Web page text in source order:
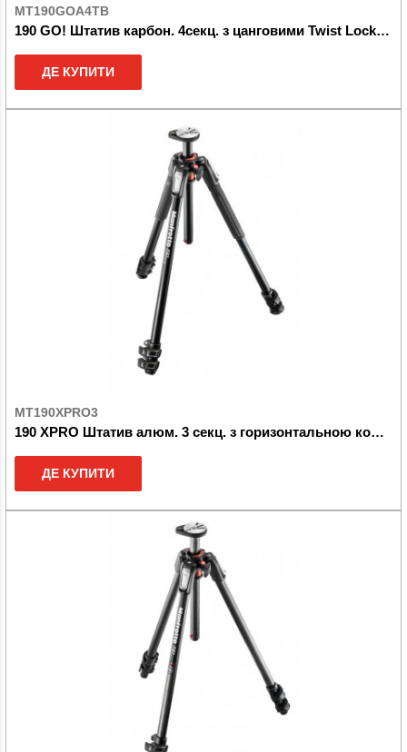
MT190GOA4TB
190 GO! Штатив карбон. 4секц. з цанговими Twist Lock замками
ДЕ КУПИТИ
MT190XPRO3
190 XPRO Штатив алюм. 3 секц. з горизонтальною колоною
ДЕ КУПИТИ